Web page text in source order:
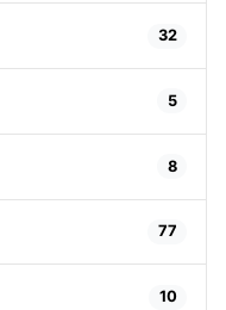
32
5
8
77
10